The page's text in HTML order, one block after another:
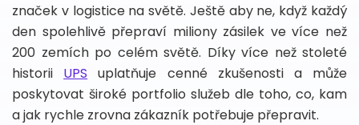
značek v logistice na světě. Ještě aby ne, když každý
den spolehlivě přepraví miliony zásilek ve více než
200 zemích po celém světě. Díky více než stoleté
historii UPS uplatňuje cenné zkušenosti a může
poskytovat široké portfolio služeb dle toho, co, kam
a jak rychle zrovna zákazník potřebuje přepravit.